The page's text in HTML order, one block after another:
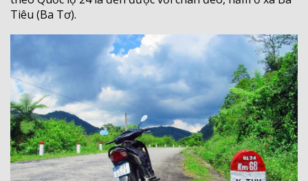
Tiêu (Ba Tơ).